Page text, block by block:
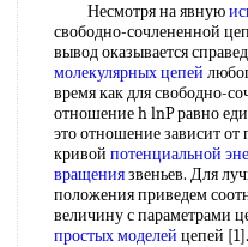
Несмотря на явную
свободно-сочлененной
вывод оказывается
молекулярных цепей
время как для свободно-
отношение h lnP равно
это отношение зависит
кривой потенциальной
вращениязвеньев. Для
положения приведем
величину с параметрами
простых моделей цепей [1].